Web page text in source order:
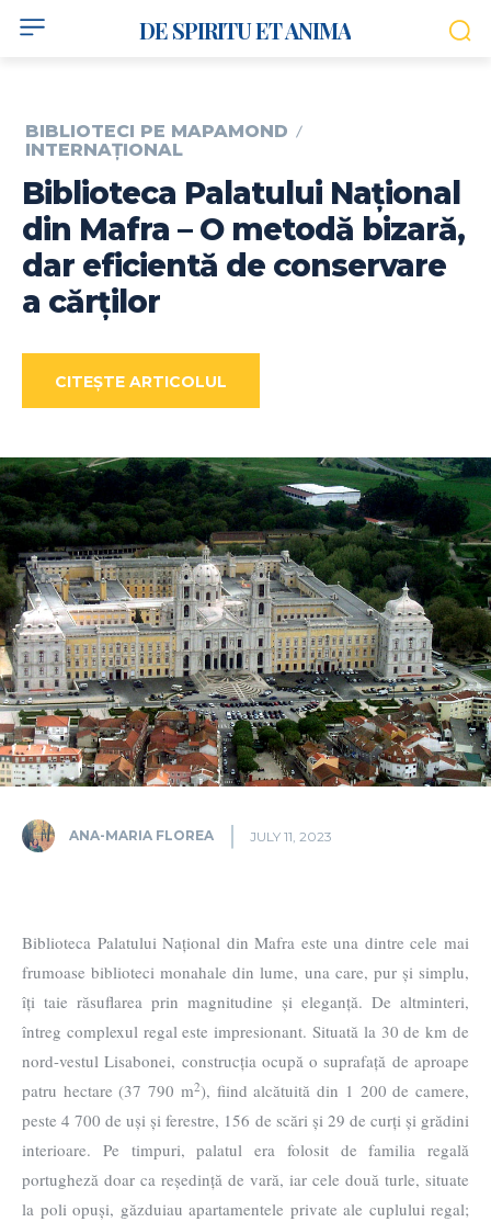
DE SPIRITU ET ANIMA
BIBLIOTECI PE MAPAMOND
INTERNAȚIONAL
Biblioteca Palatului Național
din Mafra – O metodă bizară,
dar eficientă de conservare
a cărților
CITEȘTE ARTICOLUL
ANA-MARIA FLOREA JULY 11, 2023
Biblioteca Palatului Național din Mafra este una dintre cele mai
frumoase biblioteci monahale din lume, una care, pur și simplu,
îți taie răsuflarea prin magnitudine și eleganță. De altminteri,
întreg complexul regal este impresionant. Situată la 30 de km de
nord-vestul Lisabonei, construcția ocupă o suprafață de aproape
patru hectare (37 790 m2), fiind alcătuită din 1 200 de camere,
peste 4 700 de uși și ferestre, 156 de scări și 29 de curți și grădini
interioare. Pe timpuri, palatul era folosit de familia regală
portugheză doar ca reședință de vară, iar cele două turle, situate
la poli opuși, găzduiau apartamentele private ale cuplului regal;